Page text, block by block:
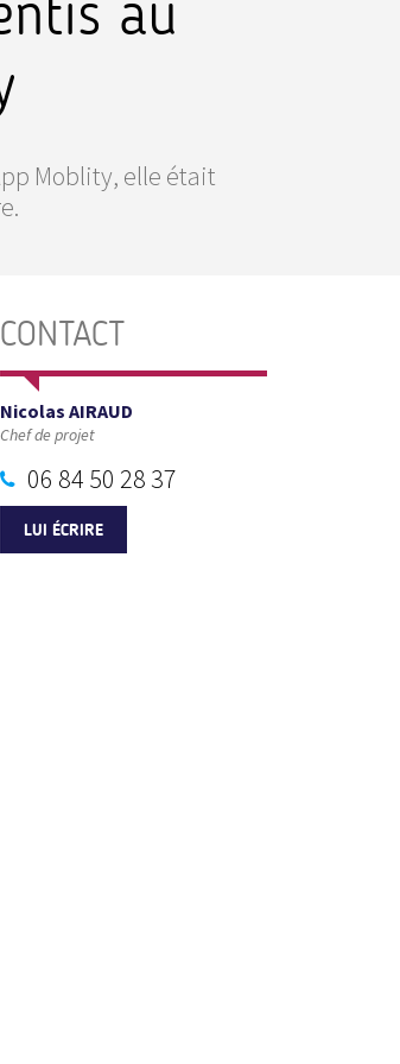
au
Moblity, elle était
CONTACT
Nicolas AIRAUD
Chef de projet
06 84 50 28 37
LUI ÉCRIRE